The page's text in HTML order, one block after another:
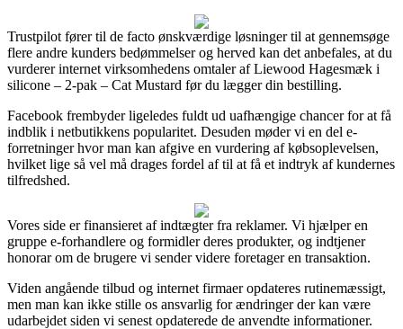
Trustpilot fører til de facto ønskværdige løsninger til at gennemsøge
flere andre kunders bedømmelser og herved kan det anbefales, at du
vurderer internet virksomhedens omtaler af Liewood Hagesmæk i
silicone – 2-pak – Cat Mustard før du lægger din bestilling.
Facebook frembyder ligeledes fuldt ud uafhængige chancer for at få
indblik i netbutikkens popularitet. Desuden møder vi en del e-
forretninger hvor man kan afgive en vurdering af købsoplevelsen,
hvilket lige så vel må drages fordel af til at få et indtryk af kundernes
tilfredshed.
Vores side er finansieret af indtægter fra reklamer. Vi hjælper en
gruppe e-forhandlere og formidler deres produkter, og indtjener
honorar om de brugere vi sender videre foretager en transaktion.
Viden angående tilbud og internet firmaer opdateres rutinemæssigt,
men man kan ikke stille os ansvarlig for ændringer der kan være
udarbejdet siden vi senest opdaterede de anvendte informationer.